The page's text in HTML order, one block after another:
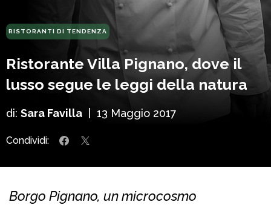
RISTORANTI DI TENDENZA
Ristorante Villa Pignano, dove il
lusso segue le leggi della natura
di: Sara Favilla 13 Maggio 2017
Condividi:
Borgo Pignano, un microcosmo